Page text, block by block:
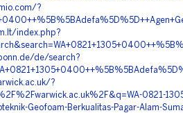
?
index.php?
de/search?
?
0821-
Geofoam-Berkualitas-Pagar-Alam-